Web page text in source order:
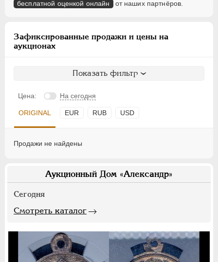
бесплатной оценкой онлайн от наших партнёров.
Зафиксированные продажи и цены на
аукционах
Показать фильтр
Цена: На сегодня
ORIGINAL EUR RUB USD
Продажи не найдены
Аукционный Дом «Александр»
Сегодня
Смотреть каталог